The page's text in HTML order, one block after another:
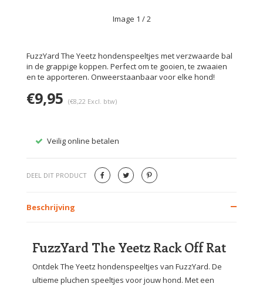
Image 1 / 2
FuzzYard The Yeetz hondenspeeltjes met verzwaarde bal
in de grappige koppen. Perfect om te gooien, te zwaaien
en te apporteren. Onweerstaanbaar voor elke hond!
€9,95 (€8,22 Excl. btw)
Veilig online betalen
DEEL DIT PRODUCT
Beschrijving
FuzzYard The Yeetz Rack Off Rat
Ontdek The Yeetz hondenspeeltjes van FuzzYard. De
ultieme pluchen speeltjes voor jouw hond. Met een